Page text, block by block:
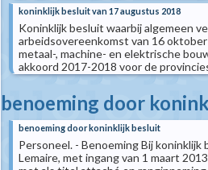
koninklijk besluit van 17 augustus 2018
Koninklijk besluit waarbij algemeen
arbeidsovereenkomst van 16
metaal-, machine- en elektrische
akkoord 2017-2018 voor de
benoeming door
benoeming door koninklijk besluit
Personeel. - Benoeming Bij
Lemaire, met ingang van 1 maart